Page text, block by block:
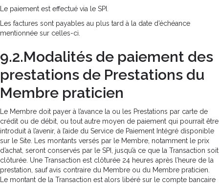
Le paiement est effectué via le SPI.
Les factures sont payables au plus tard à la date d’échéance
mentionnée sur celles-ci.
9.2.Modalités de paiement des
prestations de Prestations du
Membre praticien
Le Membre doit payer à l’avance la ou les Prestations par carte de
crédit ou de débit, ou tout autre moyen de paiement qui pourrait être
introduit à l’avenir, à l’aide du Service de Paiement Intégré disponible
sur le Site. Les montants versés par le Membre, notamment le prix
d’achat, seront conservés par le SPI, jusqu’à ce que la Transaction soit
clôturée. Une Transaction est clôturée 24 heures après l’heure de la
prestation, sauf avis contraire du Membre ou du Membre praticien.
Le montant de la Transaction est alors libéré sur le compte bancaire